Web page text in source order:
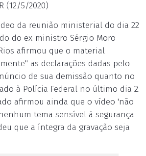
(12/5/2020)
da reunião ministerial do dia 22
do ex-ministro Sérgio Moro
afirmou que o material
as declarações dadas pelo
de sua demissão quanto no
à Polícia Federal no último dia 2.
afirmou ainda que o vídeo 'não
tema sensível à segurança
que a íntegra da gravação seja